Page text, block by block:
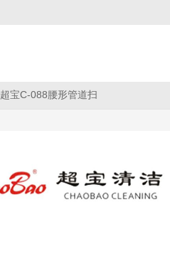
超宝C-088腰形管道扫